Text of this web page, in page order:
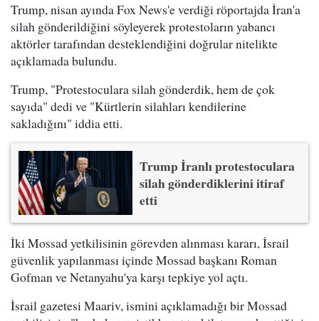
Trump, nisan ayında Fox News'e verdiği röportajda İran'a
silah gönderildiğini söyleyerek protestoların yabancı
aktörler tarafından desteklendiğini doğrular nitelikte
açıklamada bulundu.
Trump, "Protestoculara silah gönderdik, hem de çok
sayıda" dedi ve "Kürtlerin silahları kendilerine
sakladığını" iddia etti.
Trump İranlı protestoculara
silah gönderdiklerini itiraf
etti
İki Mossad yetkilisinin görevden alınması kararı, İsrail
güvenlik yapılanması içinde Mossad başkanı Roman
Gofman ve Netanyahu'ya karşı tepkiye yol açtı.
İsrail gazetesi Maariv, ismini açıklamadığı bir Mossad